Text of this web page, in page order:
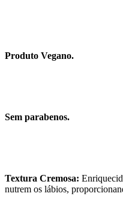
Produto Vegano.
Sem parabenos.
Textura Cremosa:
nutrem os lábios,